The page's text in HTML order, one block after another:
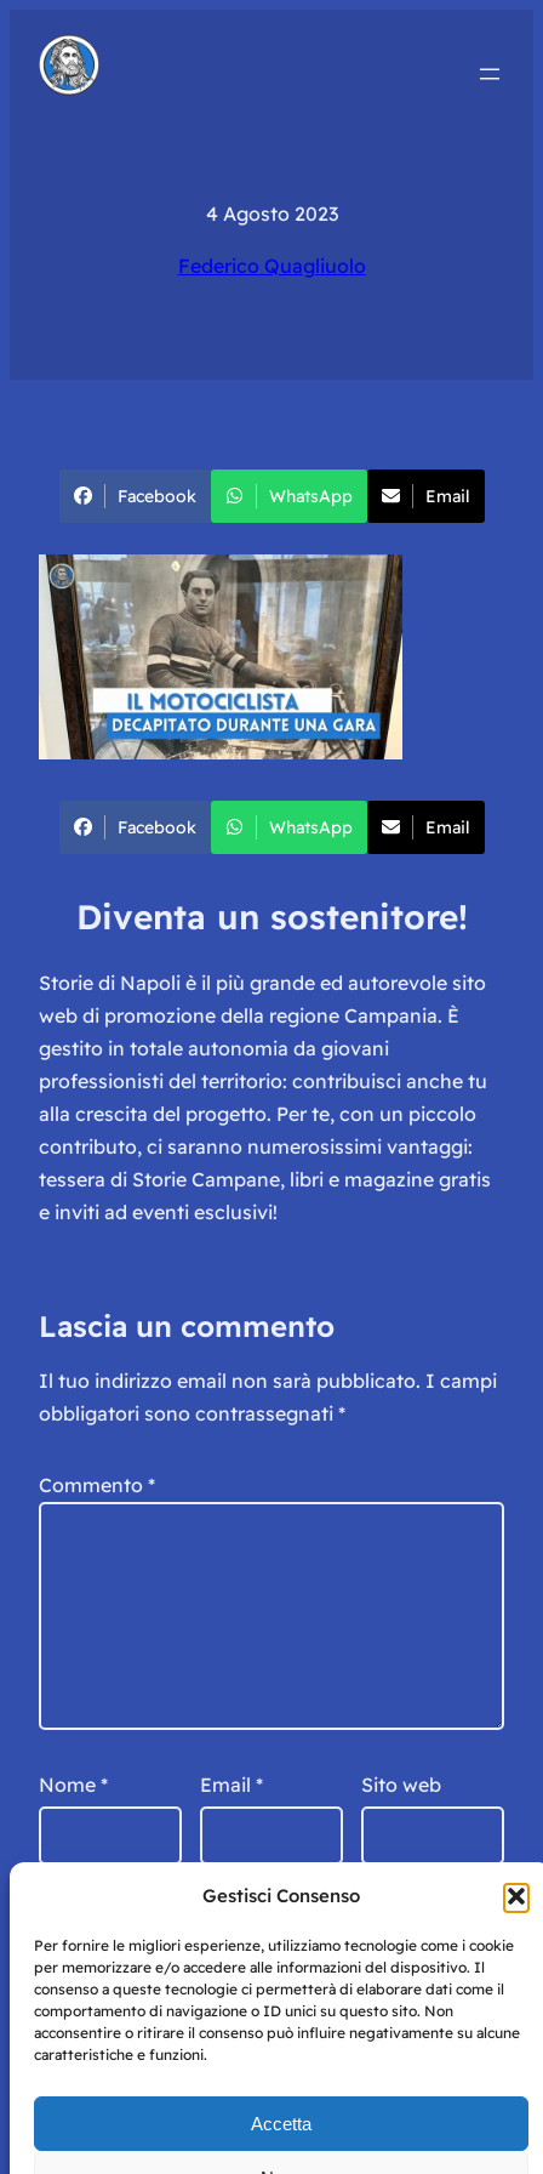
Gestisci Consenso
Per fornire le migliori esperienze, utilizziamo tecnologie come i cookie
per memorizzare e/o accedere alle informazioni del dispositivo. Il
consenso a queste tecnologie ci permetterà di elaborare dati come il
comportamento di navigazione o ID unici su questo sito. Non
acconsentire o ritirare il consenso può influire negativamente su alcune
caratteristiche e funzioni.
Accetta
4 Agosto 2023
Federico Quagliuolo
Facebook WhatsApp Email
Facebook WhatsApp Email
Diventa un sostenitore!
Storie di Napoli è il più grande ed autorevole sito
web di promozione della regione Campania. È
gestito in totale autonomia da giovani
professionisti del territorio: contribuisci anche tu
alla crescita del progetto. Per te, con un piccolo
contributo, ci saranno numerosissimi vantaggi:
tessera di Storie Campane, libri e magazine gratis
e inviti ad eventi esclusivi!
Lascia un commento
Il tuo indirizzo email non sarà pubblicato. I campi
obbligatori sono contrassegnati *
Commento *
Nome * Email * Sito web
Storie di Napoli è una testata registrata presso il tribunale di